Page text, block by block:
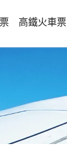
高鐵火車票